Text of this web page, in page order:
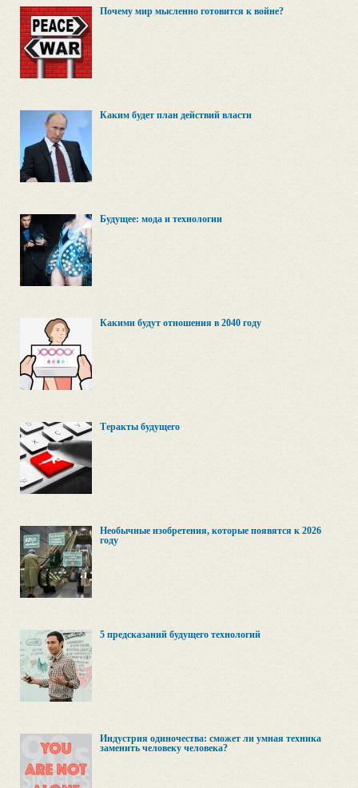
Почему мир мысленно готовится к войне?
Каким будет план действий власти
Будущее: мода и технологии
Какими будут отношения в 2040 году
Теракты будущего
Необычные изобретения, которые появятся к 2026
году
5 предсказаний будущего технологий
Индустрия одиночества: сможет ли умная техника
заменить человеку человека?